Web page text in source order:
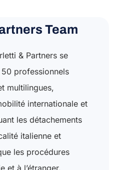
Team
& Partners se
professionnels
multilingues,
internationale et
les détachements
italienne et
les procédures
et à l’étranger.